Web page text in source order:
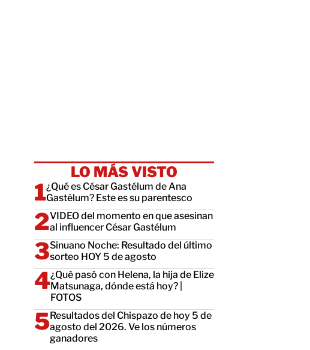
LO MÁS VISTO
¿Qué es César Gastélum de Ana
Gastélum? Este es su parentesco
VIDEO del momento en que asesinan
al influencer César Gastélum
Sinuano Noche: Resultado del último
sorteo HOY 5 de agosto
¿Qué pasó con Helena, la hija de Elize
Matsunaga, dónde está hoy? |
FOTOS
Resultados del Chispazo de hoy 5 de
agosto del 2026. Ve los números
ganadores